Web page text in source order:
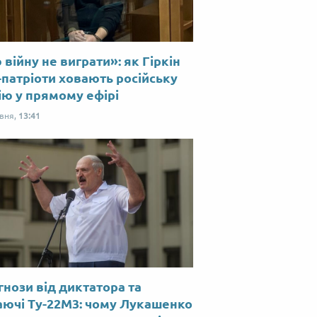
не виграти»: як Гіркін
ховають російську
у прямому ефірі
13:41
від диктатора та
Ту-22М3: чому Лукашенко